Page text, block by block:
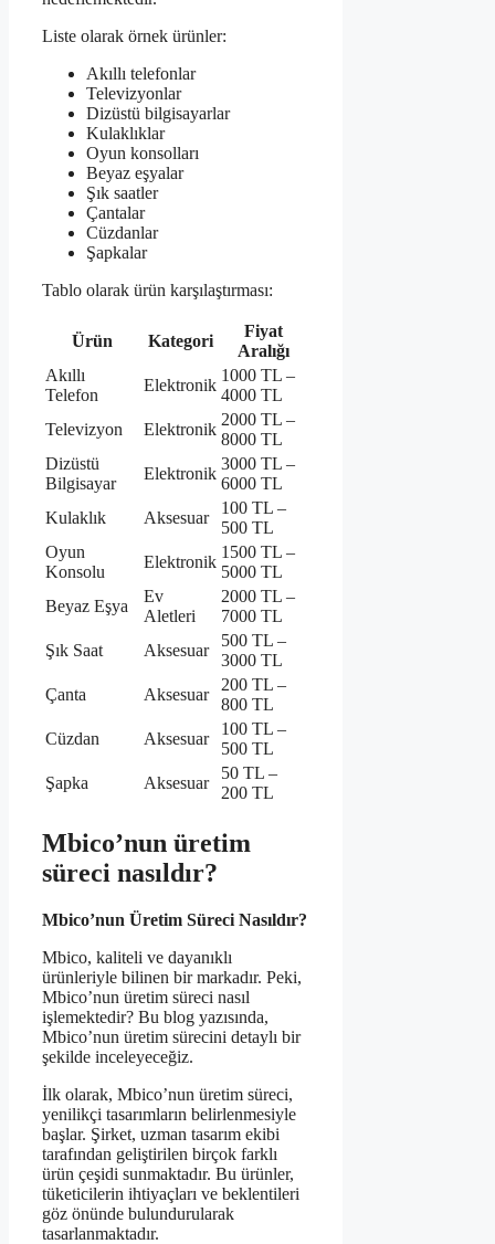
Liste olarak örnek ürünler:
Akıllı telefonlar
Televizyonlar
Dizüstü bilgisayarlar
Kulaklıklar
Oyun konsolları
Beyaz eşyalar
Şık saatler
Çantalar
Cüzdanlar
Şapkalar
Tablo olarak ürün karşılaştırması:
Ürün Kategori
Fiyat
Aralığı
Akıllı
Telefon
Elektronik
1000 TL –
4000 TL
Televizyon
Elektronik
2000 TL –
8000 TL
Dizüstü
Bilgisayar
Elektronik
3000 TL –
6000 TL
Kulaklık
Aksesuar
100 TL –
500 TL
Oyun
Konsolu
Elektronik
1500 TL –
5000 TL
Beyaz Eşya
Ev
Aletleri
2000 TL –
7000 TL
Şık Saat
Aksesuar
500 TL –
3000 TL
Çanta
Aksesuar
200 TL –
800 TL
Cüzdan
Aksesuar
100 TL –
500 TL
Şapka
Aksesuar
50 TL –
200 TL
Mbico’nun üretim
süreci nasıldır?
Mbico’nun Üretim Süreci Nasıldır?
Mbico, kaliteli ve dayanıklı
ürünleriyle bilinen bir markadır. Peki,
Mbico’nun üretim süreci nasıl
işlemektedir? Bu blog yazısında,
Mbico’nun üretim sürecini detaylı bir
şekilde inceleyeceğiz.
İlk olarak, Mbico’nun üretim süreci,
yenilikçi tasarımların belirlenmesiyle
başlar. Şirket, uzman tasarım ekibi
tarafından geliştirilen birçok farklı
ürün çeşidi sunmaktadır. Bu ürünler,
tüketicilerin ihtiyaçları ve beklentileri
göz önünde bulundurularak
tasarlanmaktadır.